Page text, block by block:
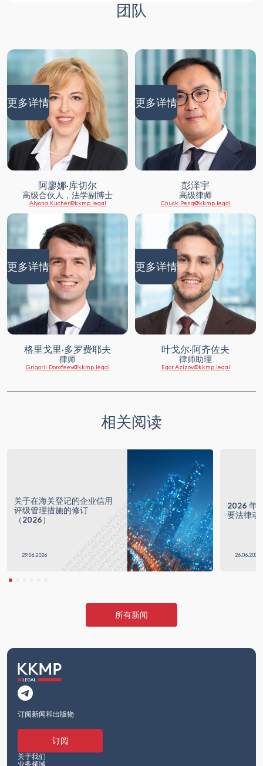
团队
更多详情
阿廖娜·库切尔
高级合伙人，法学副博士
Alyona.Kucher@kkmp.legal
更多详情
彭泽宇
高级律师
Chuck.Peng@kkmp.legal
更多详情
格里戈里·多罗费耶夫
律师
Grigorii.Dorofeev@kkmp.legal
更多详情
叶戈尔·阿齐佐夫
律师助理
Egor.Azizov@kkmp.legal
相关阅读
关于在海关登记的企业信用
评级管理措施的修订
（2026）
2026 年
要法律动
所有新闻
订阅新闻和出版物
订阅
关于我们
业务领域